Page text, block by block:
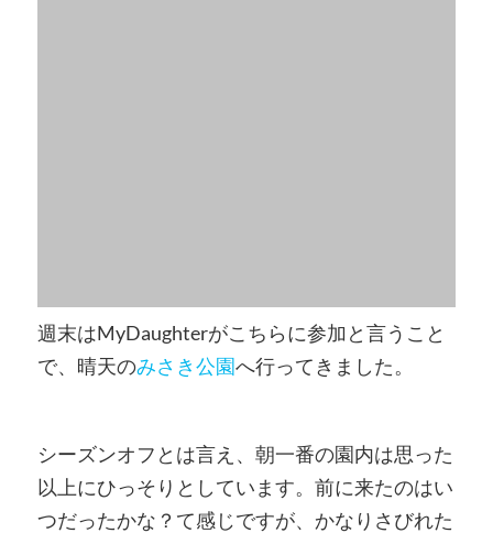
週末はMyDaughterがこちらに参加と言うこと
で、晴天のみさき公園へ行ってきました。
シーズンオフとは言え、朝一番の園内は思った
以上にひっそりとしています。前に来たのはい
つだったかな？て感じですが、かなりさびれた